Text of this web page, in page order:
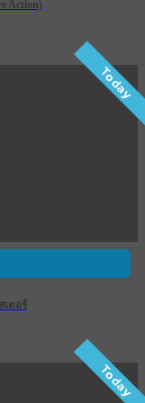
Action)
Today
เตอร์
Today